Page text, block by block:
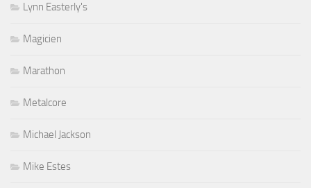
Lynn Easterly's
Magicien
Marathon
Metalcore
Michael Jackson
Mike Estes